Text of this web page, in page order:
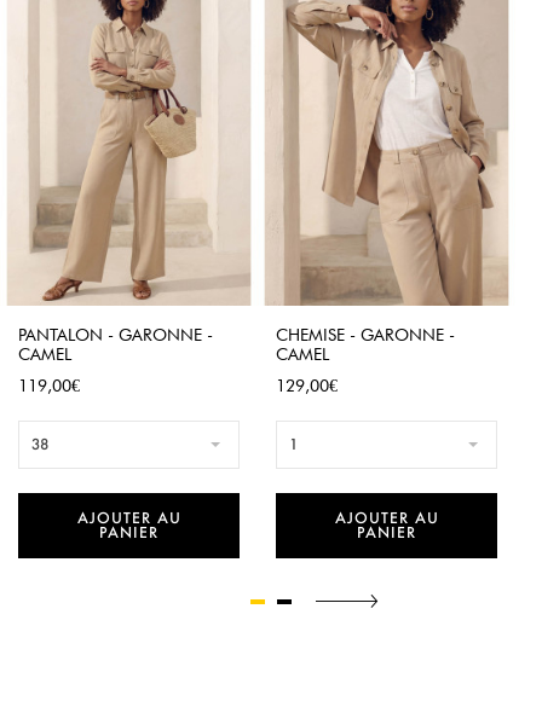
PANTALON - GARONNE -
CAMEL
Prix
119,00€
38
AJOUTER AU
PANIER
CHEMISE - GARONNE -
CAMEL
Prix
129,00€
1
AJOUTER AU
PANIER